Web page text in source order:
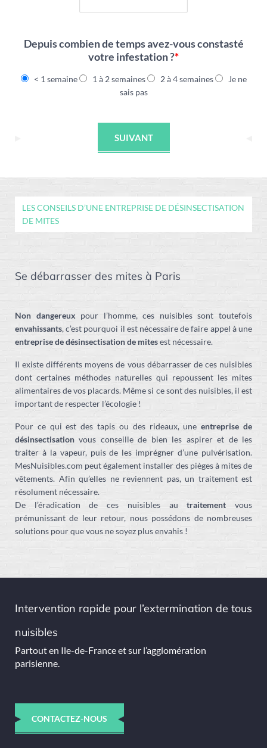
Depuis combien de temps avez-vous constasté
votre infestation ?*
< 1 semaine 1 à 2 semaines 2 à 4 semaines
Je ne
sais pas
SUIVANT
LES CONSEILS D’UNE ENTREPRISE DE DÉSINSECTISATION
DE MITES
Se débarrasser des mites à Paris
Non dangereux pour l’homme, ces nuisibles sont toutefois
envahissants, c’est pourquoi il est nécessaire de faire appel à une
entreprise de désinsectisation de mitesest nécessaire.
Il existe différents moyens de vous débarrasser de ces nuisibles
dont certaines méthodes naturelles qui repoussent les mites
alimentaires de vos placards. Même si ce sont des nuisibles, il est
important de respecter l’écologie !
Pour ce qui est des tapis ou des rideaux, uneentreprise de
désinsectisation vous conseille de bien les aspirer et de les
traiter à la vapeur, puis de les imprégner d’une pulvérisation.
MesNuisibles.com peut également installer des pièges à mites de
vêtements. Afin qu’elles ne reviennent pas, un traitement est
résolument nécessaire.
De l’éradication de ces nuisibles autraitement vous
prémunissant de leur retour, nous possédons de nombreuses
solutions pour que vous ne soyez plus envahis !
Intervention rapide pour l’extermination de tous
nuisibles
Partout en Ile-de-France et sur l’agglomération
parisienne.
CONTACTEZ-NOUS